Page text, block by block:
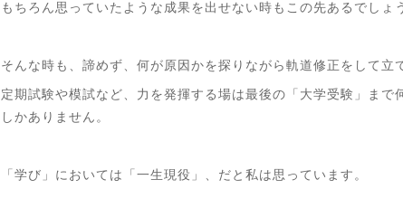
もちろん思っていたような成果を出せない時もこの先あるでしょ
そんな時も、諦めず、何が原因かを探りながら軌道修正をして立
定期試験や模試など、力を発揮する場は最後の「大学受験」ま
しかありません。
「学び」においては「一生現役」、だと私は思っています。